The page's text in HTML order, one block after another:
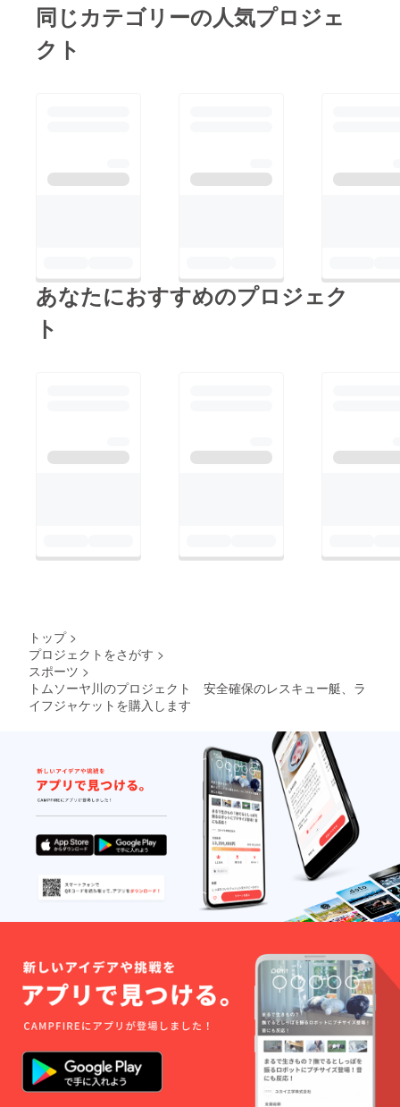
同じカテゴリーの人気プロジェ
クト
あなたにおすすめのプロジェク
ト
トップ >
プロジェクトをさがす >
スポーツ >
トムソーヤ川のプロジェクト 安全確保のレスキュー艇、ラ
イフジャケットを購入します